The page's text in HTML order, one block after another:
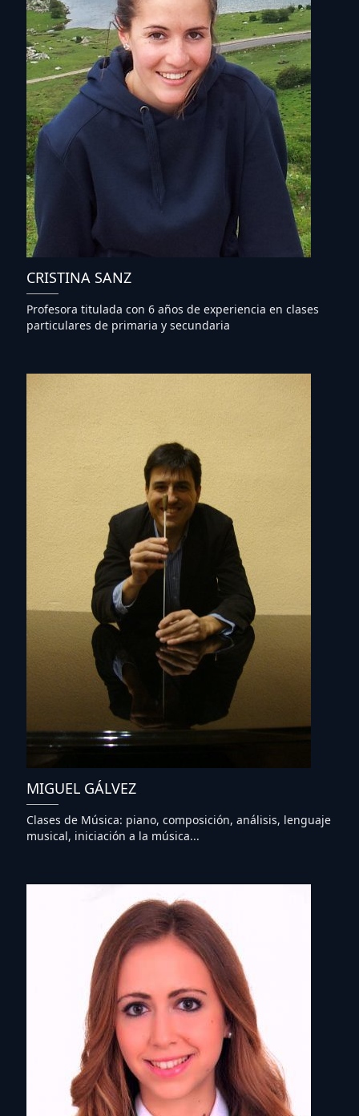
CRISTINA SANZ
Profesora titulada con 6 años de experiencia en clases
particulares de primaria y secundaria
MIGUEL GÁLVEZ
Clases de Música: piano, composición, análisis, lenguaje
musical, iniciación a la música...